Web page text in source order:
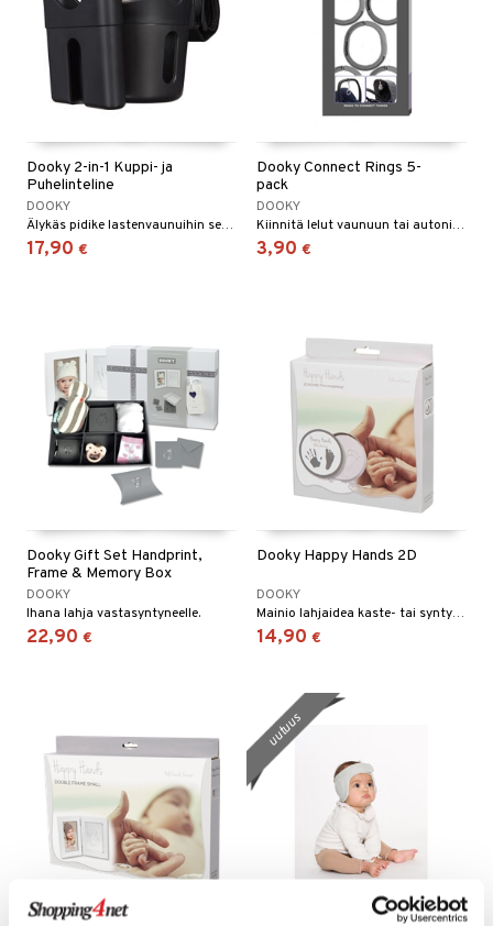
Dooky 2-in-1 Kuppi- ja
Puhelinteline
DOOKY
Älykäs pidike lastenvaunuihin sekä puhelimelle että kupille.
17,90 €
Dooky Connect Rings 5-
pack
DOOKY
Kiinnitä lelut vaunuun tai autonistuimeen.
3,90 €
Dooky Gift Set Handprint,
Frame & Memory Box
DOOKY
Ihana lahja vastasyntyneelle.
22,90 €
Dooky Happy Hands 2D
DOOKY
Mainio lahjaidea kaste- tai syntymäpäivälahjaksi.
14,90 €
uutuus